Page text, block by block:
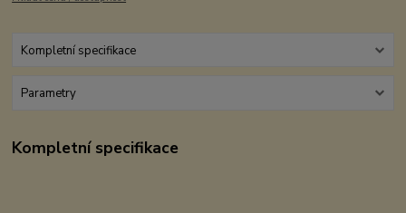
Kompletní specifikace
Parametry
Kompletní specifikace